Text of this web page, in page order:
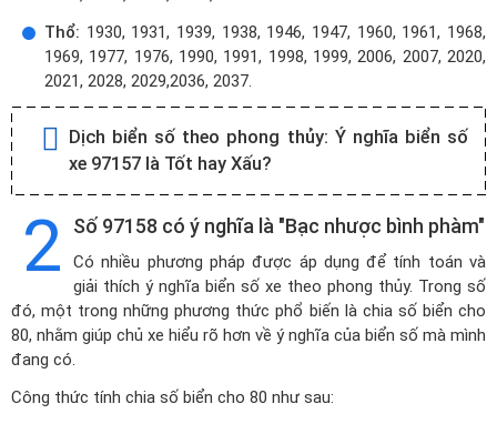
Thổ: 1930, 1931, 1939, 1938, 1946, 1947, 1960, 1961, 1968,
1969, 1977, 1976, 1990, 1991, 1998, 1999, 2006, 2007, 2020,
2021, 2028, 2029,2036, 2037.
Dịch biển số theo phong thủy: Ý nghĩa biển số
xe 97157 là Tốt hay Xấu?
2 Số 97158 có ý nghĩa là "Bạc nhược bình phàm"
Có nhiều phương pháp được áp dụng để tính toán và
giải thích ý nghĩa biển số xe theo phong thủy. Trong số
đó, một trong những phương thức phổ biến là chia số biển cho
80, nhằm giúp chủ xe hiểu rõ hơn về ý nghĩa của biển số mà mình
đang có.
Công thức tính chia số biển cho 80 như sau: